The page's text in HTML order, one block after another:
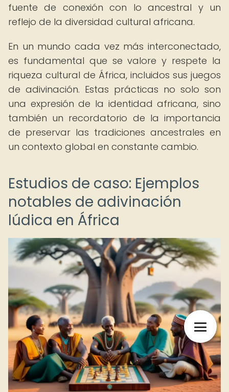
fuente de conexión con lo ancestral y un
reflejo de la diversidad cultural africana.
En un mundo cada vez más interconectado,
es fundamental que se valore y respete la
riqueza cultural de África, incluidos sus juegos
de adivinación. Estas prácticas no solo son
una expresión de la identidad africana, sino
también un recordatorio de la importancia
de preservar las tradiciones ancestrales en
un contexto global en constante cambio.
Estudios de caso: Ejemplos
notables de adivinación
lúdica en África